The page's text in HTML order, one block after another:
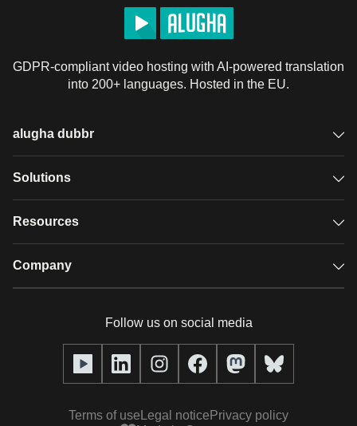
GDPR-compliant video hosting with AI-powered translation
into 200+ languages. Hosted in the EU.
alugha dubbr
Overview
Glossary
Solutions
GDPR video hosting
Resources
Case studies
alugha Academy
Company
Our team
Press (media kit)
Follow us on social media
Terms of use Legal notice Privacy policy